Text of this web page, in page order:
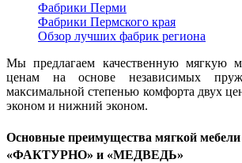
Фабрики Перми
Фабрики Пермского края
Обзор лучших фабрик региона
Мы предлагаем качественную мягкую
ценам на основе независимых
максимальной степенью комфорта двух
эконом и нижний эконом.
Основные преимущества мягкой
«ФАКТУРНО» и «МЕДВЕДЬ»